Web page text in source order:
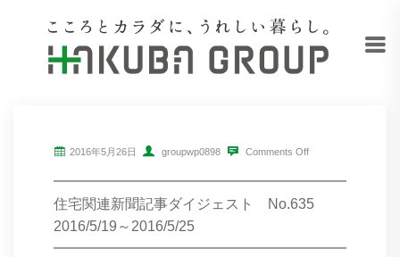
2016年5月26日 groupwp0898 Comments Off
住宅関連新聞記事ダイジェスト No.635
2016/5/19～2016/5/25